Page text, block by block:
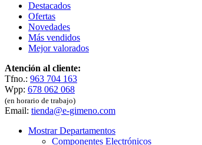
Destacados
Ofertas
Novedades
Más vendidos
Mejor valorados
Atención al cliente:
Tfno.: 963 704 163
Wpp: 678 062 068
(en horario de trabajo)
Email: tienda@e-gimeno.com
Mostrar Departamentos
Componentes Electrónicos